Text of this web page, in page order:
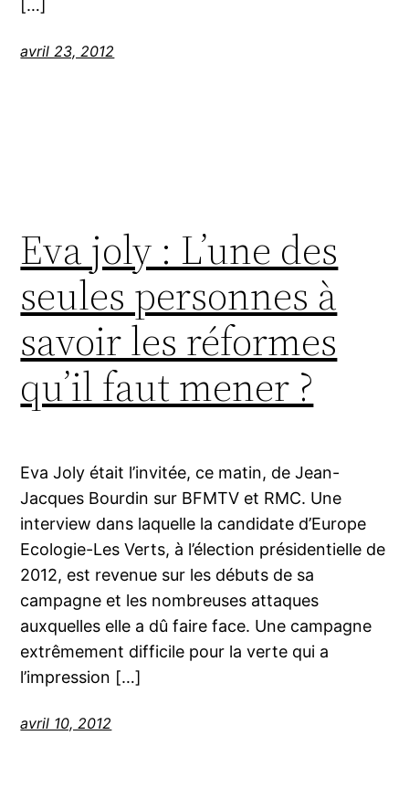
[…]
avril 23, 2012
Eva joly : L’une des
seules personnes à
savoir les réformes
qu’il faut mener ?
Eva Joly était l’invitée, ce matin, de Jean-
Jacques Bourdin sur BFMTV et RMC. Une
interview dans laquelle la candidate d’Europe
Ecologie-Les Verts, à l’élection présidentielle de
2012, est revenue sur les débuts de sa
campagne et les nombreuses attaques
auxquelles elle a dû faire face. Une campagne
extrêmement difficile pour la verte qui a
l’impression […]
avril 10, 2012